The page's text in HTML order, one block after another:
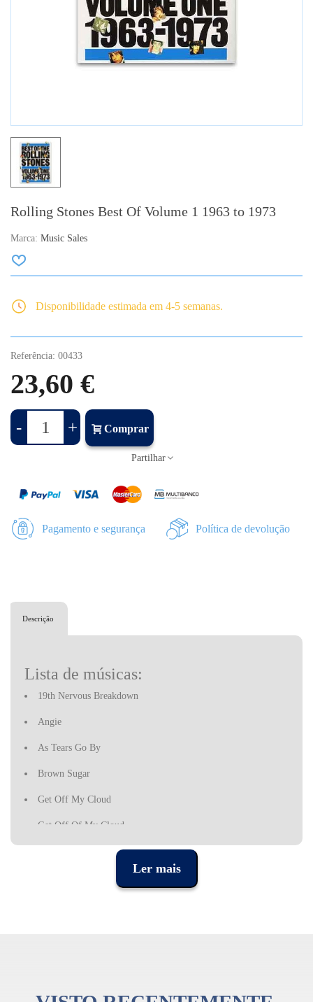
Rolling Stones Best Of Volume 1 1963 to 1973
Marca: Music Sales
Disponibilidade estimada em 4-5 semanas.
Referência: 00433
23,60 €
- + Comprar
Partilhar
Pagamento e segurança Política de devolução
Descrição
Lista de músicas:
19th Nervous Breakdown
Angie
As Tears Go By
Brown Sugar
Get Off My Cloud
Get Off Of My Cloud
Good Time Bad Time
Ler mais